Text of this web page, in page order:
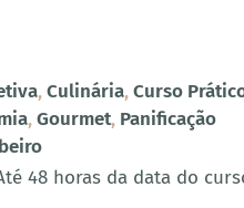
,Culinária,Curso
,Gourmet, Panificação
48 horas da data do